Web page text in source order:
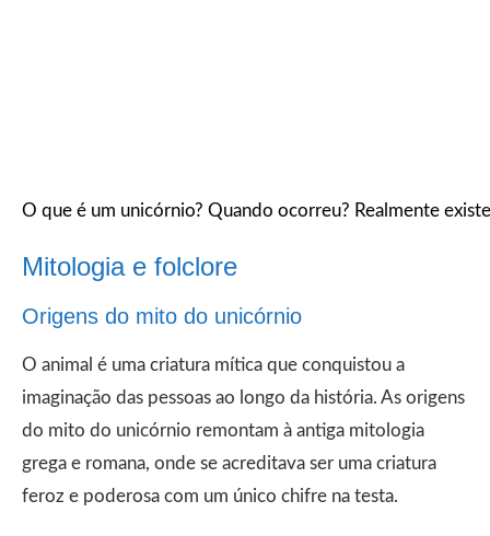
O que é um unicórnio? Quando ocorreu? Realmente
Mitologia e folclore
Origens do mito do unicórnio
O animal é uma criatura mítica que conquistou a
imaginação das pessoas ao longo da história. As origens
do mito do unicórnio remontam à antiga mitologia
grega e romana, onde se acreditava ser uma criatura
feroz e poderosa com um único chifre na testa.